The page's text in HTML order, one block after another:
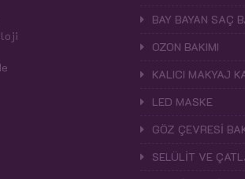
BAY BAYAN SAÇ
OZON BAKIMI
KALICI MAKYAJ
LED MASKE
GÖZ ÇEVRESİ
SELÜLİT VE